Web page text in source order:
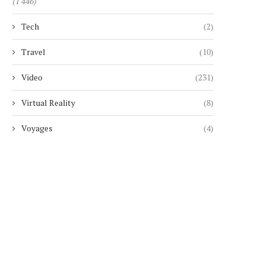
Tech (2)
Travel (10)
Video (231)
Virtual Reality (8)
Voyages (4)